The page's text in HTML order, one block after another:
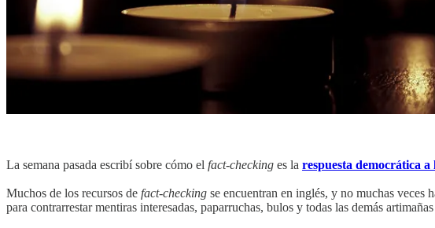
La semana pasada escribí sobre cómo el fact-checking es la respuesta democrática a
Muchos de los recursos de fact-checking se encuentran en inglés, y no muchas
para contrarrestar mentiras interesadas, paparruchas, bulos y todas las demás